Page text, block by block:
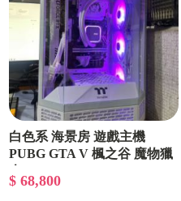
白色系 海景房 遊戲主機
PUBG GTA V 楓之谷 魔物獵
$ 68,800